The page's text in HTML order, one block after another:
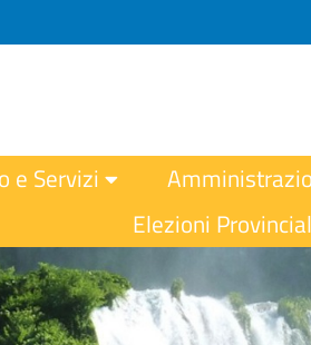
e Servizi
Elezioni